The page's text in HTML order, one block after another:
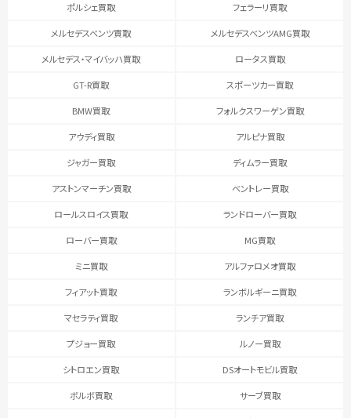
ポルシェ買取 フェラーリ買取
メルセデスベンツ買取 メルセデスベンツAMG買取
メルセデス・マイバッハ買取 ロータス買取
GT-R買取 スポーツカー買取
BMW買取 フォルクスワーゲン買取
アウディ買取 アルピナ買取
ジャガー買取 ディムラー買取
アストンマーチン買取 ベントレー買取
ロールスロイス買取 ランドローバー買取
ローバー買取 MG買取
ミニ買取 アルファロメオ買取
フィアット買取 ランボルギーニ買取
マセラティ買取 ランチア買取
プジョー買取 ルノー買取
シトロエン買取 DSオートモビル買取
ボルボ買取 サーブ買取